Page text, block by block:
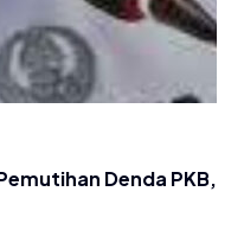
Denda PKB,